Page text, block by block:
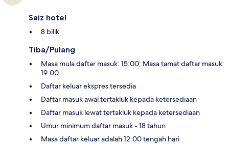
Saiz hotel
8 bilik
Tiba/Pulang
Masa mula daftar masuk: 15:00; Masa tamat daftar masuk:
19:00
Daftar keluar ekspres tersedia
Daftar masuk awal tertakluk kepada ketersediaan
Daftar masuk lewat tertakluk kepada ketersediaan
Umur minimum daftar masuk - 18 tahun
Masa daftar keluar adalah 12:00 tengah hari